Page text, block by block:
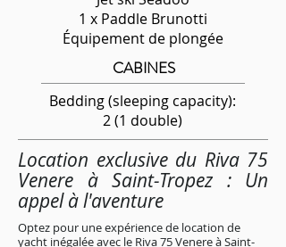
1 x Paddle Brunotti
Équipement de plongée
CABINES
Bedding (sleeping capacity):
2 (1 double)
Location exclusive du Riva 75
Venere à Saint-Tropez : Un
appel à l'aventure
Optez pour une expérience de location de
yacht inégalée avec le Riva 75 Venere à Saint-